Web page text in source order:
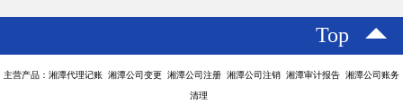
Top
主营产品：湘潭代理记账 湘潭公司变更 湘潭公司注册 湘潭公司注销 湘潭审计报告 湘潭公司账务
清理